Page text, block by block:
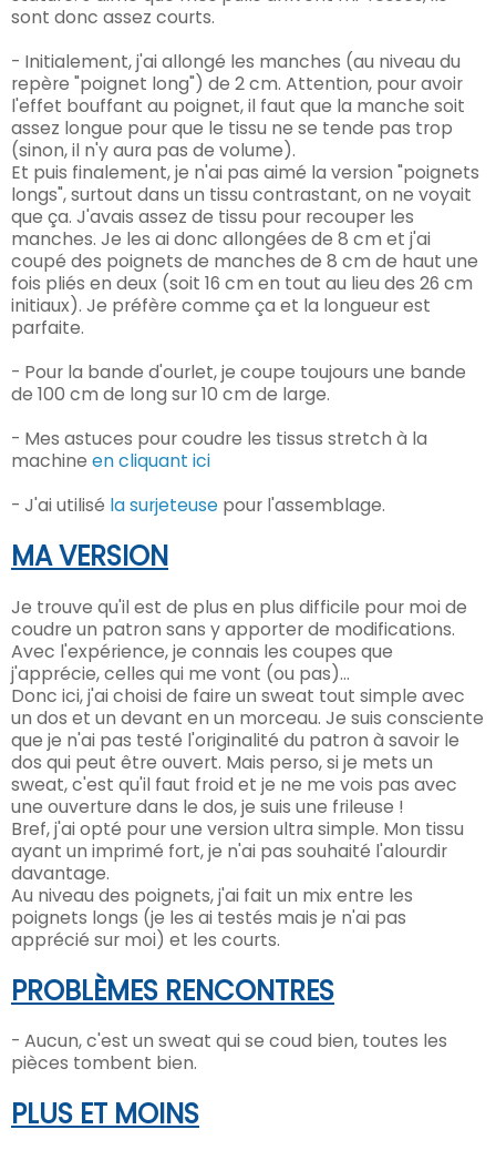
sont donc assez courts.
- Initialement, j'ai allongé les manches (au niveau du
repère "poignet long") de 2 cm. Attention, pour avoir
l'effet bouffant au poignet, il faut que la manche soit
assez longue pour que le tissu ne se tende pas trop
(sinon, il n'y aura pas de volume).
Et puis finalement, je n'ai pas aimé la version "poignets
longs", surtout dans un tissu contrastant, on ne voyait
que ça. J'avais assez de tissu pour recouper les
manches. Je les ai donc allongées de 8 cm et j'ai
coupé des poignets de manches de 8 cm de haut une
fois pliés en deux (soit 16 cm en tout au lieu des 26 cm
initiaux). Je préfère comme ça et la longueur est
parfaite.
- Pour la bande d'ourlet, je coupe toujours une bande
de 100 cm de long sur 10 cm de large.
- Mes astuces pour coudre les tissus stretch à la
machine en cliquant ici
- J'ai utilisé la surjeteuse pour l'assemblage.
MA VERSION
Je trouve qu'il est de plus en plus difficile pour moi de
coudre un patron sans y apporter de modifications.
Avec l'expérience, je connais les coupes que
j'apprécie, celles qui me vont (ou pas)...
Donc ici, j'ai choisi de faire un sweat tout simple avec
un dos et un devant en un morceau. Je suis consciente
que je n'ai pas testé l'originalité du patron à savoir le
dos qui peut être ouvert. Mais perso, si je mets un
sweat, c'est qu'il faut froid et je ne me vois pas avec
une ouverture dans le dos, je suis une frileuse !
Bref, j'ai opté pour une version ultra simple. Mon tissu
ayant un imprimé fort, je n'ai pas souhaité l'alourdir
davantage.
Au niveau des poignets, j'ai fait un mix entre les
poignets longs (je les ai testés mais je n'ai pas
apprécié sur moi) et les courts.
PROBLÈMES RENCONTRES
- Aucun, c'est un sweat qui se coud bien, toutes les
pièces tombent bien.
PLUS ET MOINS